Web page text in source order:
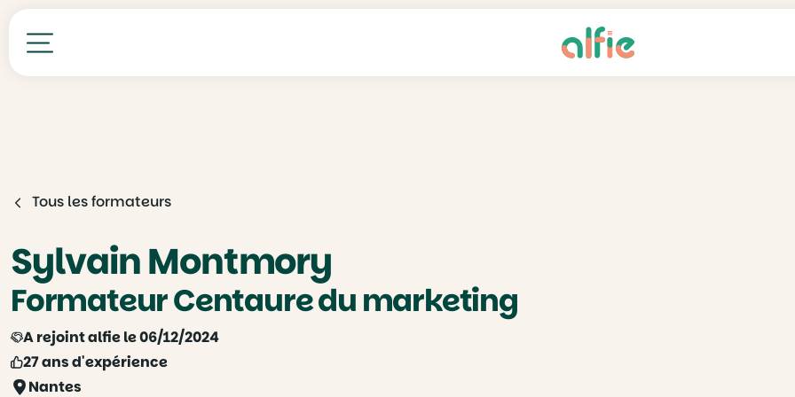
Tous les formateurs
Sylvain Montmory
Formateur Centaure du marketing
A rejoint alfie le 06/12/2024
27 ans d'expérience
Nantes